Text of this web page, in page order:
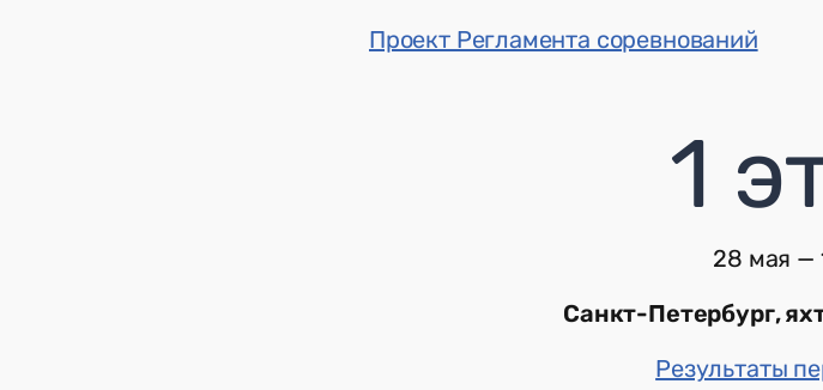
Проект Регламента соревнований
1
28 мая —
Санкт-Петербург,
Результаты